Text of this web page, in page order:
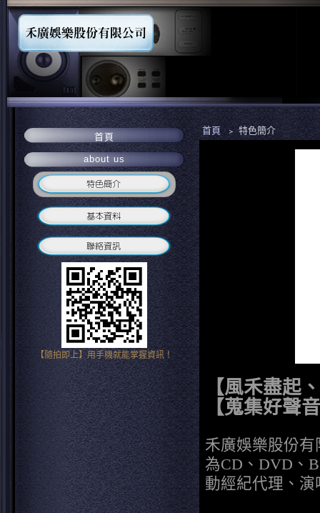
首頁 ﹥ 特色簡介
【風禾盡起
【蒐集好聲
禾廣娛樂股份有
為CD、DVD、
動經紀代理、
首頁
about us
【隨拍即上】用手機就能掌握資訊！